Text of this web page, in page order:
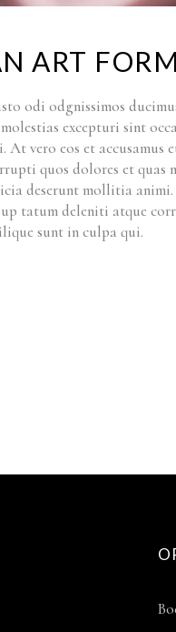
ART FORM
odi odgnissimos
excepturi sint
vero eos et
quos dolores et quas
deserunt mollitia
tatum deleniti atque
sunt in culpa qui.